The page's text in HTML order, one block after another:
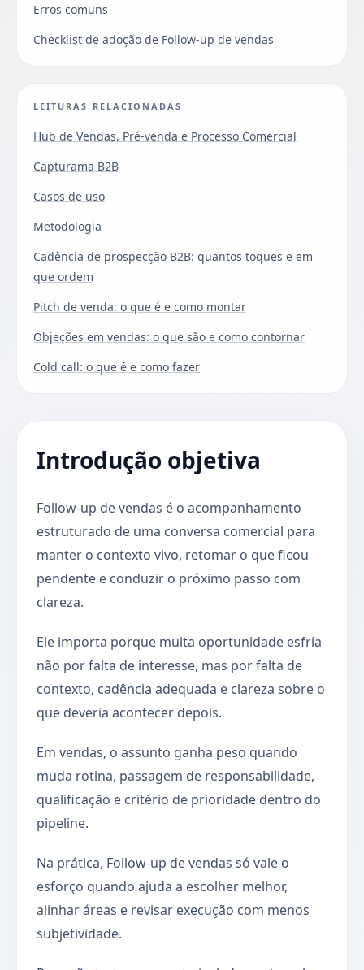
Erros comuns
Checklist de adoção de Follow-up de vendas
LEITURAS RELACIONADAS
Hub de Vendas, Pré-venda e Processo Comercial
Capturama B2B
Casos de uso
Metodologia
Cadência de prospecção B2B: quantos toques e em
que ordem
Pitch de venda: o que é e como montar
Objeções em vendas: o que são e como contornar
Cold call: o que é e como fazer
Introdução objetiva
Follow-up de vendas é o acompanhamento
estruturado de uma conversa comercial para
manter o contexto vivo, retomar o que ficou
pendente e conduzir o próximo passo com
clareza.
Ele importa porque muita oportunidade esfria
não por falta de interesse, mas por falta de
contexto, cadência adequada e clareza sobre o
que deveria acontecer depois.
Em vendas, o assunto ganha peso quando
muda rotina, passagem de responsabilidade,
qualificação e critério de prioridade dentro do
pipeline.
Na prática, Follow-up de vendas só vale o
esforço quando ajuda a escolher melhor,
alinhar áreas e revisar execução com menos
subjetividade.